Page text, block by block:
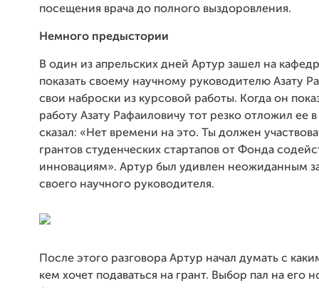
посещения врача до полного выздоровления.
Немного предыстории
В один из апрельских дней Артур зашел на
показать своему научному руководителю Азату
свои наброски из курсовой работы. Когда он
работу Азату Рафаиловичу тот резко отложил ее
сказал: «Нет времени на это. Ты должен
грантов студенческих стартапов от Фонда
инновациям». Артур был удивлен неожиданным
своего научного руководителя.
После этого разговора Артур начал думать с
кем хочет подаваться на грант. Выбор пал на его